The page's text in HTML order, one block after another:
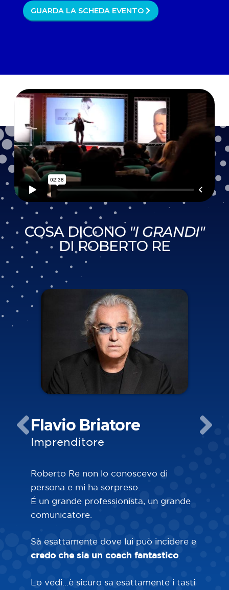
GUARDA LA SCHEDA EVENTO
COSA DICONO "I GRANDI"
DI ROBERTO RE
Flavio Briatore
Imprenditore
Roberto Re non lo conoscevo di
persona e mi ha sorpreso.
É un grande professionista, un grande
comunicatore.
Sà esattamente dove lui può incidere e
credo che sia un coach fantastico
Lo vedi…è sicuro sa esattamente i tasti